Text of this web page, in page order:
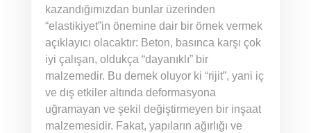
kazandığımızdan bunlar üzerinden
“elastikiyet”in önemine dair bir örnek vermek
açıklayıcı olacaktır: Beton, basınca karşı çok
iyi çalışan, oldukça “dayanıklı” bir
malzemedir. Bu demek oluyor ki “rijit”, yani iç
ve dış etkiler altında deformasyona
uğramayan ve şekil değiştirmeyen bir inşaat
malzemesidir. Fakat, yapıların ağırlığı ve